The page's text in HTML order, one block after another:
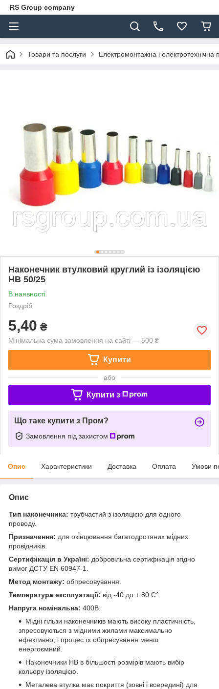
RS Group company
Товари та послуги Електромонтажна і електротехнічна
Наконечник втулковий круглий із ізоляцією
НВ 50/25
В наявності
Роздріб
5,40 ₴
Мінімальна сума замовлення на сайті — 500 ₴
Купити
або
Купити з
Що таке купити з Пром?
Замовлення під захистом
Опис Характеристики Доставка Оплата Умови
Опис
Тип наконечника: трубчастий з ізоляцією для одного
проводу.
Призначення: для окінцювання багатодротяних мідних
провідників.
Сертифікація в Україні: добровільна сертифікація згідно
вимог ДСТУ EN 60947-1.
Метод монтажу: обпресовування.
Температура експлуатації: від -40 до + 80 С°.
Напруга номінальна: 400В.
Мідні гільзи наконечників мають високу пластичність,
зпресовуються з мідними жилами максимально
ефективно, і процес їх обпресування менш
енергоємний.
Наконечники HB в більшості розмірів мають вибір
кольору ізоляцією.
Металева втулка має покриття (зовні і всередині) для